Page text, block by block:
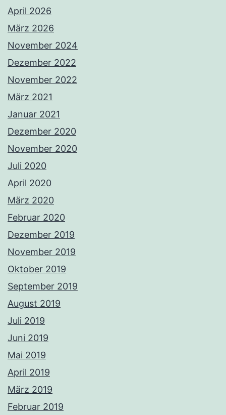
April 2026
März 2026
November 2024
Dezember 2022
November 2022
März 2021
Januar 2021
Dezember 2020
November 2020
Juli 2020
April 2020
März 2020
Februar 2020
Dezember 2019
November 2019
Oktober 2019
September 2019
August 2019
Juli 2019
Juni 2019
Mai 2019
April 2019
März 2019
Februar 2019